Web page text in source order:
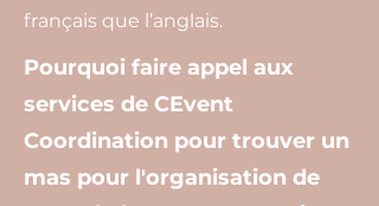
français que l’anglais.
Pourquoi faire appel aux
services de CEvent
Coordination pour trouver un
mas pour l'organisation de